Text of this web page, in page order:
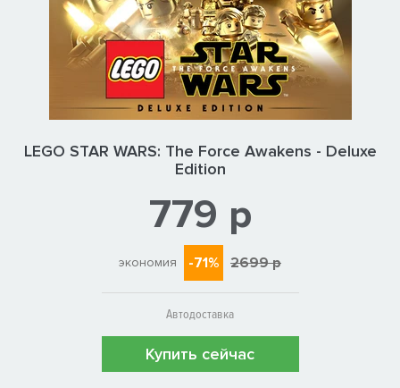
LEGO STAR WARS: The Force Awakens - Deluxe
Edition
779 р
экономия -71% 2699 р
Автодоставка
Купить сейчас